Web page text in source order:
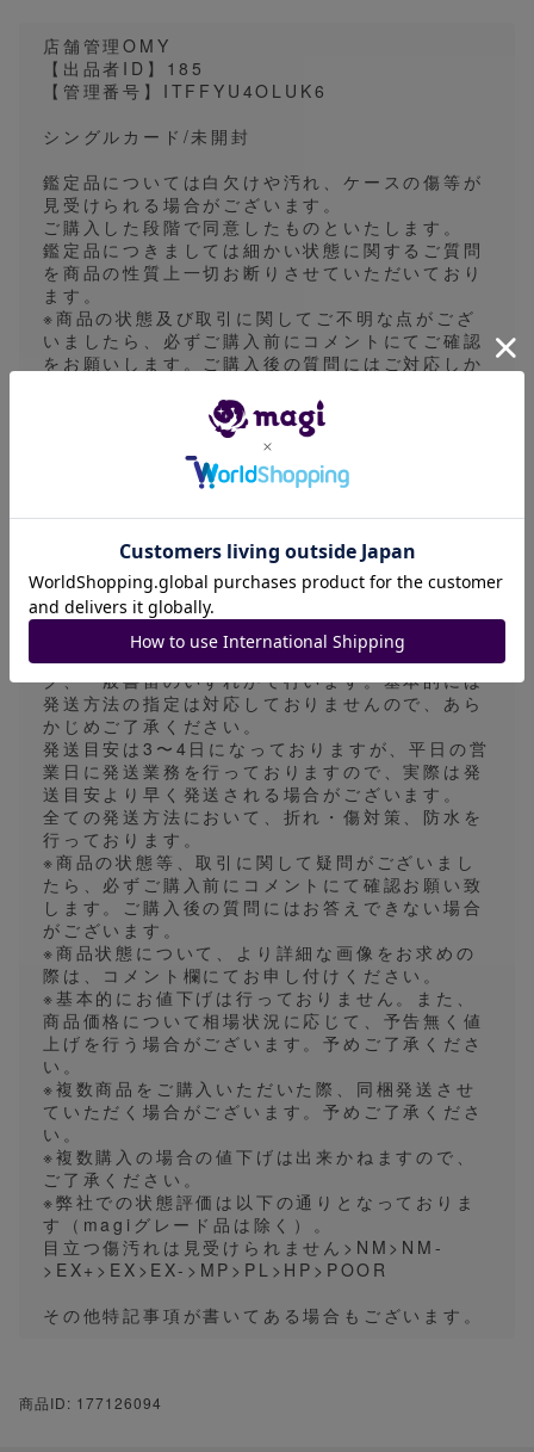
店舗管理OMY
【出品者ID】185
【管理番号】ITFFYU4OLUK6
シングルカード/未開封
鑑定品については白欠けや汚れ、ケースの傷等が
見受けられる場合がございます。
ご購入した段階で同意したものといたします。
鑑定品につきましては細かい状態に関するご質問
を商品の性質上一切お断りさせていただいており
ます。
※商品の状態及び取引に関してご不明な点がござ
いましたら、必ずご購入前にコメントにてご確認
をお願いします。ご購入後の質問にはご対応しか
※商品状態について、より詳細な画像をお求めの
際はコメント欄にてお申し付けください。
出品がPSAやBGSの場合、magiアプリのカタロ
合があります。画像表面の一枚の出品時は実物の
鑑定番号とは異なる出品や1edやアンリミなどの
バージョン違いとなる場合があります。細かなご
指定をいただくことができないため予めご了承く
ださい。
※発送方法は普通郵便、ゆうパケット、ゆうパッ
ク、一般書留のいずれかで行います。基本的には
発送方法の指定は対応しておりませんので、あら
かじめご了承ください。
発送目安は3〜4日になっておりますが、平日の営
業日に発送業務を行っておりますので、実際は発
送目安より早く発送される場合がございます。
全ての発送方法において、折れ・傷対策、防水を
行っております。
※商品の状態等、取引に関して疑問がございまし
たら、必ずご購入前にコメントにて確認お願い致
します。ご購入後の質問にはお答えできない場合
がございます。
※商品状態について、より詳細な画像をお求めの
際は、コメント欄にてお申し付けください。
※基本的にお値下げは行っておりません。また、
商品価格について相場状況に応じて、予告無く値
上げを行う場合がございます。予めご了承くださ
い。
※複数商品をご購入いただいた際、同梱発送させ
ていただく場合がございます。予めご了承くださ
い。
※複数購入の場合の値下げは出来かねますので、
ご了承ください。
※弊社での状態評価は以下の通りとなっておりま
す（magiグレード品は除く）。
目立つ傷汚れは見受けられません>NM>NM-
>EX+>EX>EX->MP>PL>HP>POOR
その他特記事項が書いてある場合もございます。
商品ID: 177126094